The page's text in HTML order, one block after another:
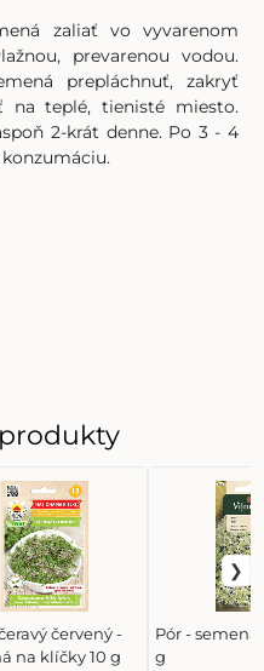
zaliať vo vyvarenom
prevarenou vodou.
prepláchnuť, zakryť
na teplé, tienisté miesto.
2-krát denne. Po 3 - 4
červený -
na klíčky 10 g
Pór - semená
g